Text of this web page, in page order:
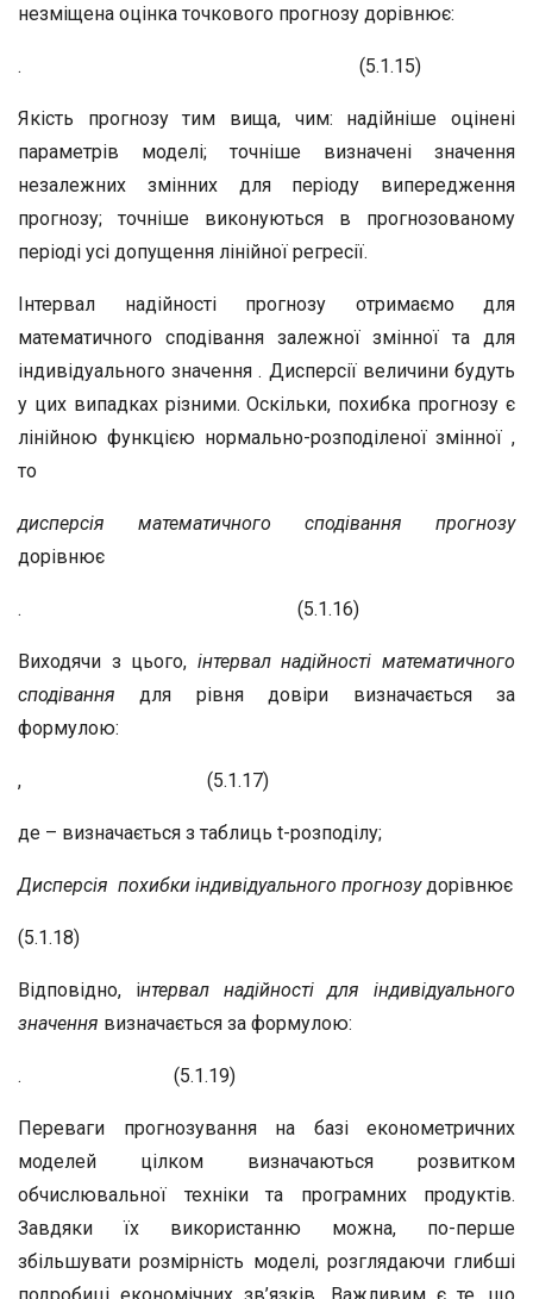
незміщена оцінка точкового прогнозу дорівнює:
. (5.1.15)
Якість прогнозу тим вища, чим: надійніше оцінені
параметрів моделі; точніше визначені значення
незалежних змінних для періоду випередження
прогнозу; точніше виконуються в прогнозованому
періоді усі допущення лінійної регресії.
Інтервал надійності прогнозу отримаємо для
математичного сподівання залежної змінної та для
індивідуального значення . Дисперсії величини будуть
у цих випадках різними. Оскільки, похибка прогнозу є
лінійною функцією нормально-розподіленої змінної ,
то
дисперсія математичного сподівання прогнозу
дорівнює
. (5.1.16)
Виходячи з цього, інтервал надійності математичного
сподівання для рівня довіри визначається за
формулою:
, (5.1.17)
де – визначається з таблиць t-розподілу;
Дисперсія похибки індивідуального прогнозудорівнює
(5.1.18)
Відповідно, інтервал надійності для індивідуального
значення визначається за формулою:
. (5.1.19)
Переваги прогнозування на базі економетричних
моделей цілком визначаються розвитком
обчислювальної техніки та програмних продуктів.
Завдяки їх використанню можна, по-перше
збільшувати розмірність моделі, розглядаючи глибші